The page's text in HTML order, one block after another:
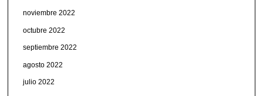
noviembre 2022
octubre 2022
septiembre 2022
agosto 2022
julio 2022